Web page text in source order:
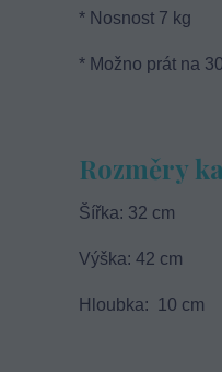
* Nosnost 7 kg
* Možno prát na
Rozměry
Šířka: 32 cm
Výška: 42 cm
Hloubka: 10 cm